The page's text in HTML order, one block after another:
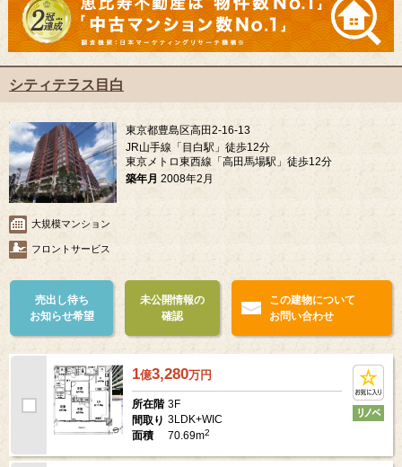
シティテラス目白
東京都豊島区高田2-16-13
JR山手線「目白駅」徒歩12分
東京メトロ東西線「高田馬場駅」徒歩12分
築年月 2008年2月
大規模マンション
フロントサービス
売出し待ち
お知らせ希望
未公開情報の
確認
この建物について
お問い合わせ
1億3,280万円
所在階 3F
間取り 3LDK+WIC
面積
70.69m2